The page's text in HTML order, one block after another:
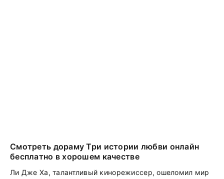
Смотреть дораму Три истории любви онлайн
бесплатно в хорошем качестве
Ли Дже Ха, талантливый кинорежиссер, ошеломил мир